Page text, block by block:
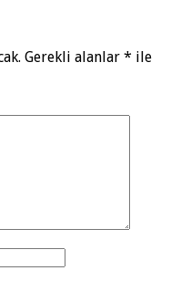
Gerekli alanlar * ile